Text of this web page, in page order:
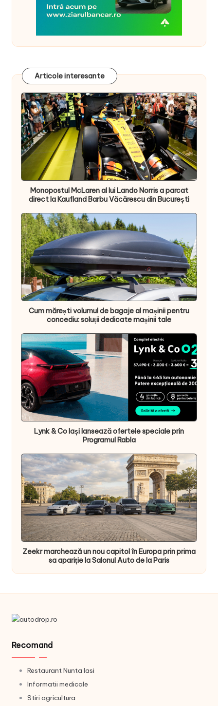
Articole interesante
Monopostul McLaren al lui Lando Norris a parcat
direct la Kaufland Barbu Văcărescu din București
Cum mărești volumul de bagaje al mașinii pentru
concediu: soluții dedicate mașinii tale
Lynk & Co Iași lansează ofertele speciale prin
Programul Rabla
Zeekr marchează un nou capitol în Europa prin prima
sa apariție la Salonul Auto de la Paris
Recomand
Restaurant Nunta Iasi
Informatii medicale
Stiri agricultura